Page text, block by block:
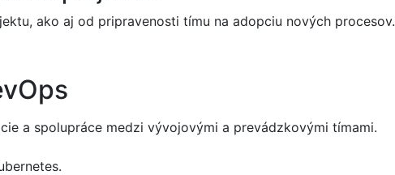
ako aj od pripravenosti tímu na adopciu nových procesov.
a spolupráce medzi vývojovými a prevádzkovými tímami.